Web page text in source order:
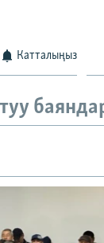
Катталыңыз